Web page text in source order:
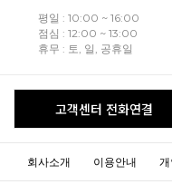
평일 : 10:00 ~ 16:00
점심 : 12:00 ~ 13:00
휴무 : 토, 일, 공휴일
고객센터 전화연결
회사소개 이용안내